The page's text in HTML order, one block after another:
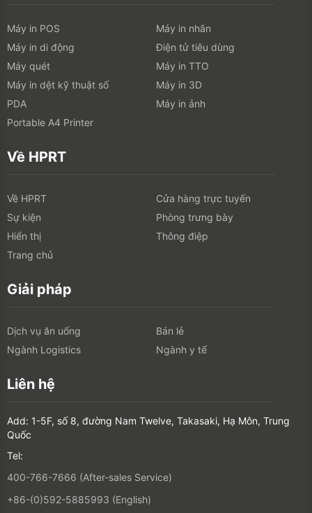
Máy in POS
Máy in nhãn
Máy in di động
Điện tử tiêu dùng
Máy quét
Máy in TTO
Máy in dệt kỹ thuật số
Máy in 3D
PDA
Máy in ảnh
Portable A4 Printer
Về HPRT
Về HPRT
Cửa hàng trực tuyến
Sự kiện
Phòng trưng bày
Hiển thị
Thông điệp
Trang chủ
Giải pháp
Dịch vụ ăn uống
Bán lẻ
Ngành Logistics
Ngành y tế
Liên hệ
Add: 1-5F, số 8, đường Nam Twelve, Takasaki, Hạ Môn, Trung
Quốc
Tel:
400-766-7666 (After-sales Service)
+86-(0)592-5885993 (English)